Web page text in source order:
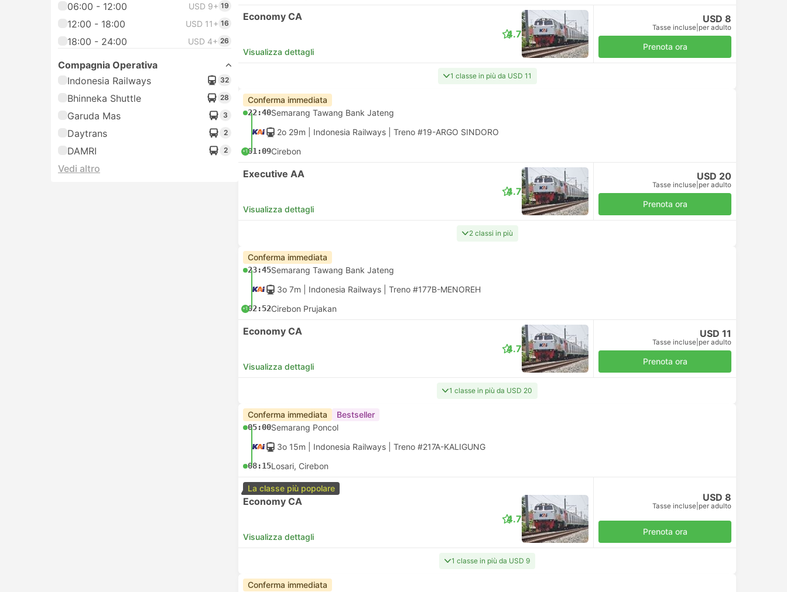
06:00 - 12:00 USD 9+ 19
12:00 - 18:00 USD 11+ 16
18:00 - 24:00 USD 4+ 26
Compagnia Operativa
Indonesia Railways
32
Bhinneka Shuttle 28
Garuda Mas 3
Daytrans 2
DAMRI 2
Vedi altro
Economy CA
Visualizza dettagli
4.7
USD 8
Tasse incluse per adulto
Prenota ora
1 classe in più da USD 11
Conferma immediata
22:40Semarang Tawang Bank Jateng
2o 29m | Indonesia Railways Treno #19-ARGO SINDORO
+101:09Cirebon
Executive AA
Visualizza dettagli
4.7
USD 20
Tasse incluse per adulto
Prenota ora
2 classi in più
Conferma immediata
23:45Semarang Tawang Bank Jateng
3o 7m | Indonesia Railways Treno #177B-MENOREH
+102:52Cirebon Prujakan
Economy CA
Visualizza dettagli
4.7
USD 11
Tasse incluse per adulto
Prenota ora
1 classe in più da USD 20
Conferma immediata Bestseller
05:00Semarang Poncol
3o 15m | Indonesia Railways Treno #217A-KALIGUNG
08:15Losari, Cirebon
La classe più popolare
Economy CA
Visualizza dettagli
4.7
USD 8
Tasse incluse per adulto
Prenota ora
1 classe in più da USD 9
Conferma immediata